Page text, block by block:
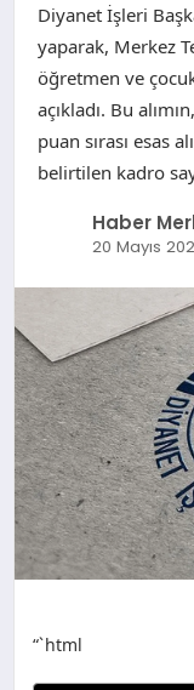
TEKNOLOJI
Diyanet İşleri
yaparak, Merkez
öğretmen ve
açıkladı. Bu
puan sırası esas
belirtilen kadro
Haber
20 Mayıs
“`html